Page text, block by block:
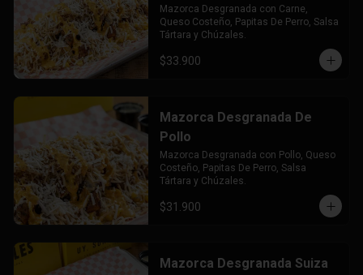
Mazorca Desgranada con Carne,
Queso Costeño, Papitas De Perro, Salsa
Tártara y Chúzales.
$33.900
Mazorca Desgranada De
Pollo
Mazorca Desgranada con Pollo, Queso
Costeño, Papitas De Perro, Salsa
Tártara y Chúzales.
$31.900
Mazorca Desgranada Suiza